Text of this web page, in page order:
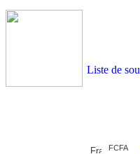
Liste de
FCFA